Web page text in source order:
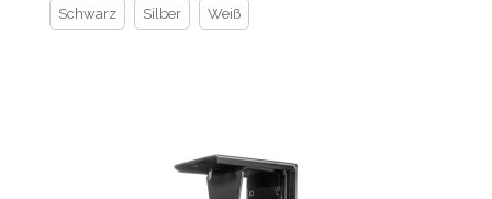
Schwarz Silber Weiß